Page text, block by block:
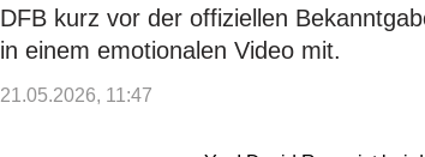
DFB kurz vor der offiziellen
in einem emotionalen Video mit.
21.05.2026, 11:47